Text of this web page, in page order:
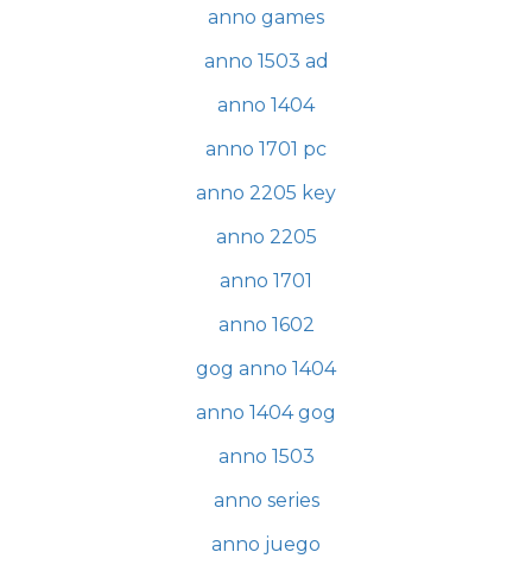
anno games
anno 1503 ad
anno 1404
anno 1701 pc
anno 2205 key
anno 2205
anno 1701
anno 1602
gog anno 1404
anno 1404 gog
anno 1503
anno series
anno juego